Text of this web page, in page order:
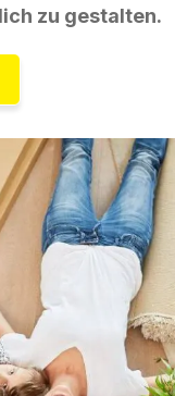
zu gestalten.